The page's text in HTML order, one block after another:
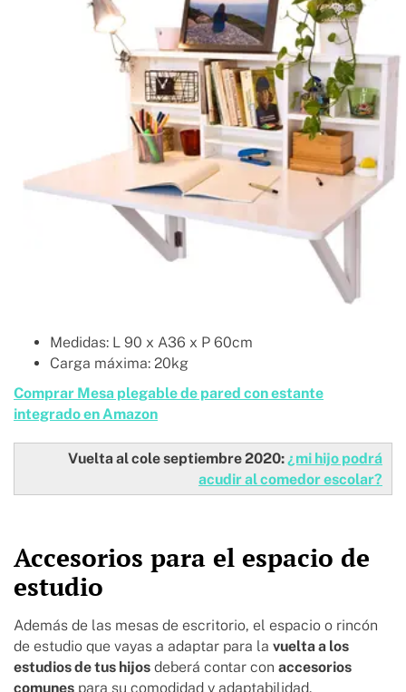
Medidas: L 90 x A36 x P 60cm
Carga máxima: 20kg
Comprar Mesa plegable de pared con estante
integrado en Amazon
Vuelta al cole septiembre 2020:¿mi hijo podrá
acudir al comedor escolar?
Accesorios para el espacio de
estudio
Además de las mesas de escritorio, el espacio o rincón
de estudio que vayas a adaptar para la vuelta a los
estudios de tus hijos deberá contar con accesorios
comunes para su comodidad y adaptabilidad.